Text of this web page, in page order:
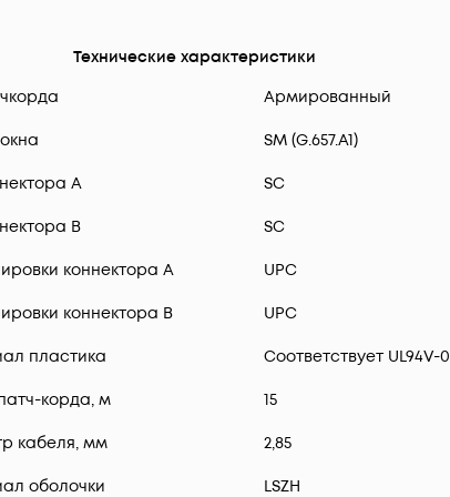
Технические характеристики
Армированный
SM (G.657.A1)
A SC
B SC
коннектора A UPC
коннектора B UPC
пластика Соответствует UL94V-0
корда, м 15
кабеля, мм 2,85
оболочки LSZH